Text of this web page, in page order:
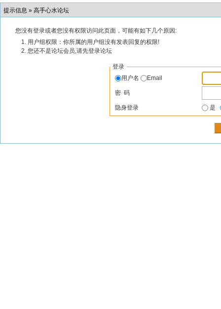
提示信息 » 高手心水论坛
您没有登录或者您没有权限访问此页面，可能有如下几个原因:
用户组权限：你所属的用户组没有发表回复的权限!
您还不是论坛会员,请先登录论坛
登录
用户名
Email
密 码
隐身登录 是